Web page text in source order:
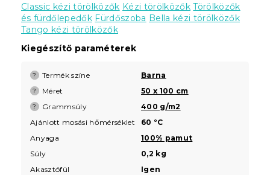
Classic kézi törölközők Kézi törölközők Törölközők
és fürdőlepedők Fürdőszoba Bella kézi törölközők
Tango kézi törölközők
Kiegészítő paraméterek
? Termék színe Barna
? Méret 50 x 100 cm
? Grammsúly
400 g/m2
Ajánlott mosási hőmérséklet
60 °C
Anyaga
100% pamut
Súly
0,2 kg
Akasztófül
Igen